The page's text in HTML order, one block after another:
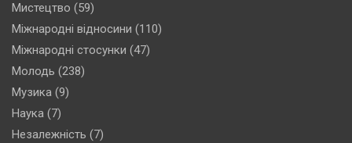
Мистецтво (59)
Міжнародні відносини (110)
Міжнародні стосунки (47)
Молодь (238)
Музика (9)
Наука (7)
Незалежність (7)